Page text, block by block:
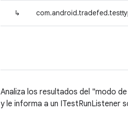
↳
Analiza los resultados del "modo
y le informa a un ITestRunListener